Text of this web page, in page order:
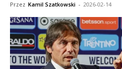
SSCN.pl
Przez Kamil Szatkowski - 2026-02-14